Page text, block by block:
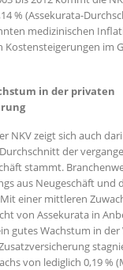
% (Assekurata-
medizinischen
Kostensteigerungen im
in der privaten
NKV zeigt sich auch
der
stammt.
aus Neugeschäft und
einer mittleren
von Assekurata in
gutes Wachstum in
von lediglich 0,19 %